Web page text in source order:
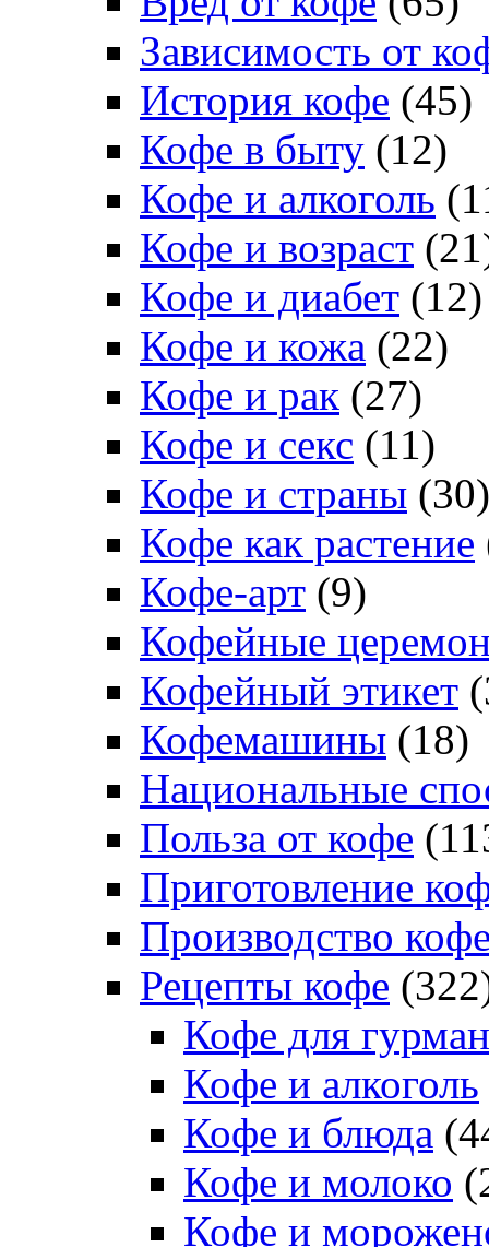
Зависимость от
История кофе (45)
Кофе в быту (12)
Кофе и алкоголь
Кофе и возраст
Кофе и диабет (12)
Кофе и кожа (22)
Кофе и рак (27)
Кофе и секс (11)
Кофе и страны (30)
Кофе как растение
Кофе-арт (9)
Кофейные
Кофейный этикет
Кофемашины (18)
Национальные
Польза от кофе
Приготовление
Производство
Рецепты кофе
Кофе для
Кофе и алкоголь
Кофе и блюда
Кофе и молоко
Кофе и